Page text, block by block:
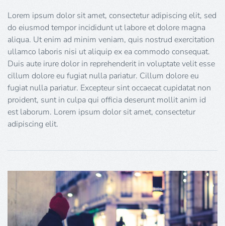
Lorem ipsum dolor sit amet, consectetur adipiscing elit, sed
do eiusmod tempor incididunt ut labore et dolore magna
aliqua. Ut enim ad minim veniam, quis nostrud exercitation
ullamco laboris nisi ut aliquip ex ea commodo consequat.
Duis aute irure dolor in reprehenderit in voluptate velit esse
cillum dolore eu fugiat nulla pariatur. Cillum dolore eu
fugiat nulla pariatur. Excepteur sint occaecat cupidatat non
proident, sunt in culpa qui officia deserunt mollit anim id
est laborum. Lorem ipsum dolor sit amet, consectetur
adipiscing elit.